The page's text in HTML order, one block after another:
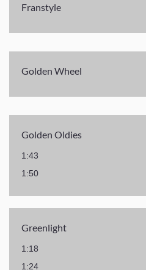
Franstyle
Golden Wheel
Golden Oldies
1:43
1:50
Greenlight
1:18
1:24